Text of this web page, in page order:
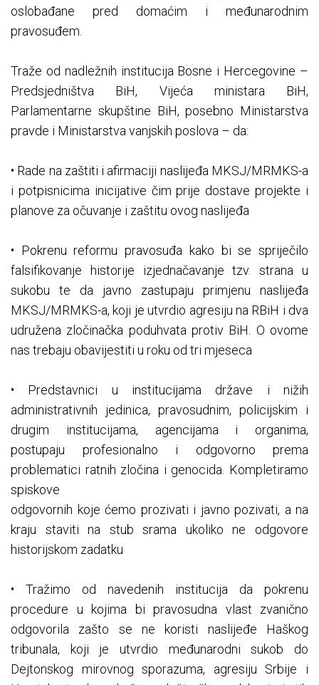
oslobađane pred domaćim i međunarodnim
pravosuđem.
Traže od nadležnih institucija Bosne i Hercegovine –
Predsjedništva BiH, Vijeća ministara BiH,
Parlamentarne skupštine BiH, posebno Ministarstva
pravde i Ministarstva vanjskih poslova – da:
• Rade na zaštiti i afirmaciji naslijeđa MKSJ/MRMKS-a
i potpisnicima inicijative čim prije dostave projekte i
planove za očuvanje i zaštitu ovog naslijeđa
• Pokrenu reformu pravosuđa kako bi se spriječilo
falsifikovanje historije izjednačavanje tzv. strana u
sukobu te da javno zastupaju primjenu naslijeđa
MKSJ/MRMKS-a, koji je utvrdio agresiju na RBiH i dva
udružena zločinačka poduhvata protiv BiH. O ovome
nas trebaju obavijestiti u roku od tri mjeseca
• Predstavnici u institucijama države i nižih
administrativnih jedinica, pravosudnim, policijskim i
drugim institucijama, agencijama i organima,
postupaju profesionalno i odgovorno prema
problematici ratnih zločina i genocida. Kompletiramo
spiskove
odgovornih koje ćemo prozivati i javno pozivati, a na
kraju staviti na stub srama ukoliko ne odgovore
historijskom zadatku
• Tražimo od navedenih institucija da pokrenu
procedure u kojima bi pravosudna vlast zvanično
odgovorila zašto se ne koristi naslijeđe Haškog
tribunala, koji je utvrdio međunarodni sukob do
Dejtonskog mirovnog sporazuma, agresiju Srbije i